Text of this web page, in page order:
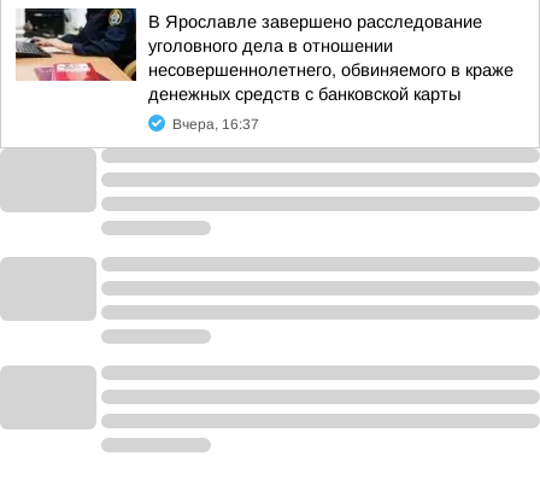
В Ярославле завершено расследование
уголовного дела в отношении
несовершеннолетнего, обвиняемого в краже
денежных средств с банковской карты
Вчера, 16:37